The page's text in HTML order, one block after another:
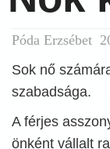
Póda Erzsébet
Sok nő
szabadsága.
A férjes
önként vállalt